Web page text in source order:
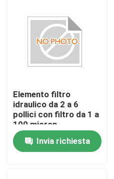
Elemento filtro
idraulico da 2 a 6
pollici con filtro da 1 a
100 micron
Invia richiesta